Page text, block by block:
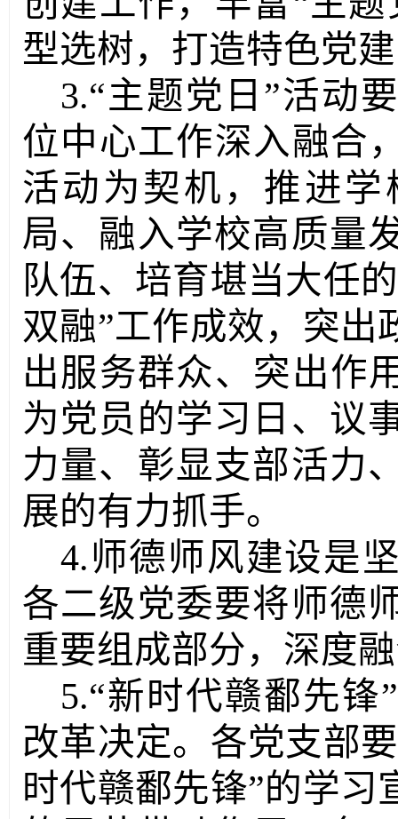
型选树，打造特色党
3.“主题党日”活动
位中心工作深入融合
活动为契机， 推进学
局、融入学校高质量
队伍、培育堪当大任
双融”工作成效， 突出
出服务群众、突出作
为党员的学习日、议
力量、彰显支部活力
展的有力抓手。
4.师德师风建设是
各二级党委要将师德
重要组成部分，深度
5.“新时代赣鄱先
改革决定。各党支部
时代赣鄱先锋”的学